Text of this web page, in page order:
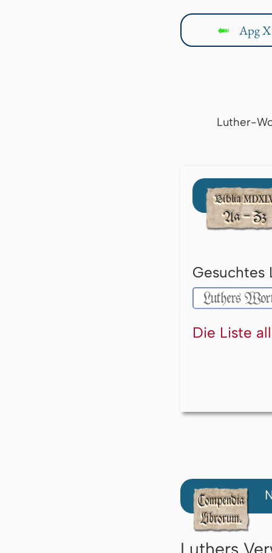
↤ Apg
Luther-
Die Liste
Luthers